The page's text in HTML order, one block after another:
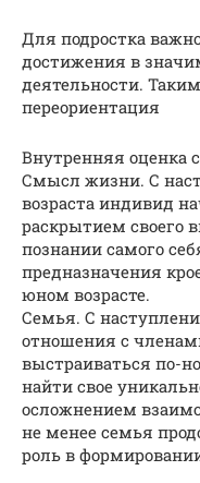
Для подростка
достижения в
деятельности.
переориентация
Внутренняя оценка
Смысл жизни. С
возраста индивид
раскрытием своего
познании самого
предназначения
юном возрасте.
Семья. С
отношения с
выстраиваться по-
найти свое
осложнением
не менее семья
роль в